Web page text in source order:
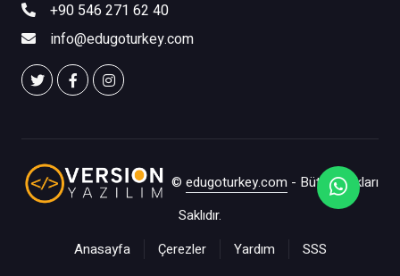
+90 546 271 62 40
info@edugoturkey.com
© edugoturkey.com - Bütün Hakları
Saklıdır.
Anasayfa
Çerezler Yardım SSS